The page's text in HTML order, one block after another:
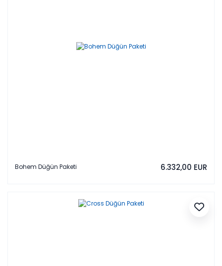
Bohem Düğün Paketi 6.332,00 EUR